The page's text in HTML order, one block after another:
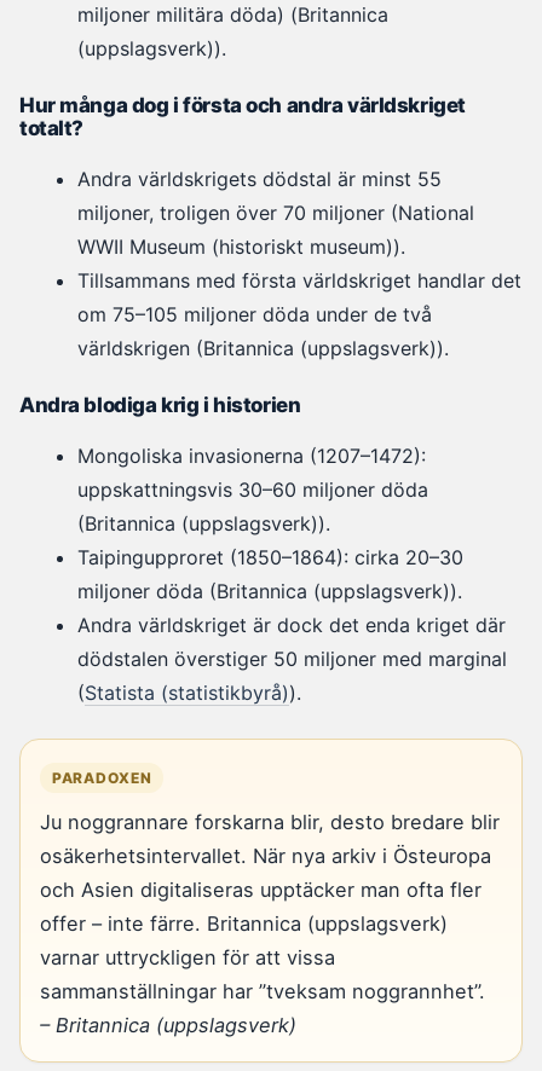
miljoner militära döda) (Britannica
(uppslagsverk)).
Hur många dog i första och andra världskriget
totalt?
Andra världskrigets dödstal är minst 55
miljoner, troligen över 70 miljoner (National
WWII Museum (historiskt museum)).
Tillsammans med första världskriget handlar det
om 75–105 miljoner döda under de två
världskrigen (Britannica (uppslagsverk)).
Andra blodiga krig i historien
Mongoliska invasionerna (1207–1472):
uppskattningsvis 30–60 miljoner döda
(Britannica (uppslagsverk)).
Taipingupproret (1850–1864): cirka 20–30
miljoner döda (Britannica (uppslagsverk)).
Andra världskriget är dock det enda kriget där
dödstalen överstiger 50 miljoner med marginal
(Statista (statistikbyrå)).
PARADOXEN
Ju noggrannare forskarna blir, desto bredare blir
osäkerhetsintervallet. När nya arkiv i Östeuropa
och Asien digitaliseras upptäcker man ofta fler
offer – inte färre. Britannica (uppslagsverk)
varnar uttryckligen för att vissa
sammanställningar har ”tveksam noggrannhet”.
– Britannica (uppslagsverk)